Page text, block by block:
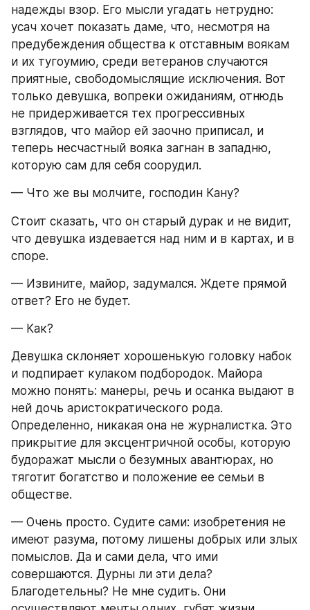
надежды взор. Его мысли угадать нетрудно:
усач хочет показать даме, что, несмотря на
предубеждения общества к отставным воякам
и их тугоумию, среди ветеранов случаются
приятные, свободомыслящие исключения. Вот
только девушка, вопреки ожиданиям, отнюдь
не придерживается тех прогрессивных
взглядов, что майор ей заочно приписал, и
теперь несчастный вояка загнан в западню,
которую сам для себя соорудил.
— Что же вы молчите, господин Кану?
Стоит сказать, что он старый дурак и не видит,
что девушка издевается над ним и в картах, и в
споре.
— Извините, майор, задумался. Ждете прямой
ответ? Его не будет.
— Как?
Девушка склоняет хорошенькую головку набок
и подпирает кулаком подбородок. Майора
можно понять: манеры, речь и осанка выдают в
ней дочь аристократического рода.
Определенно, никакая она не журналистка. Это
прикрытие для эксцентричной особы, которую
будоражат мысли о безумных авантюрах, но
тяготит богатство и положение ее семьи в
обществе.
— Очень просто. Судите сами: изобретения не
имеют разума, потому лишены добрых или злых
помыслов. Да и сами дела, что ими
совершаются. Дурны ли эти дела?
Благодетельны? Не мне судить. Они